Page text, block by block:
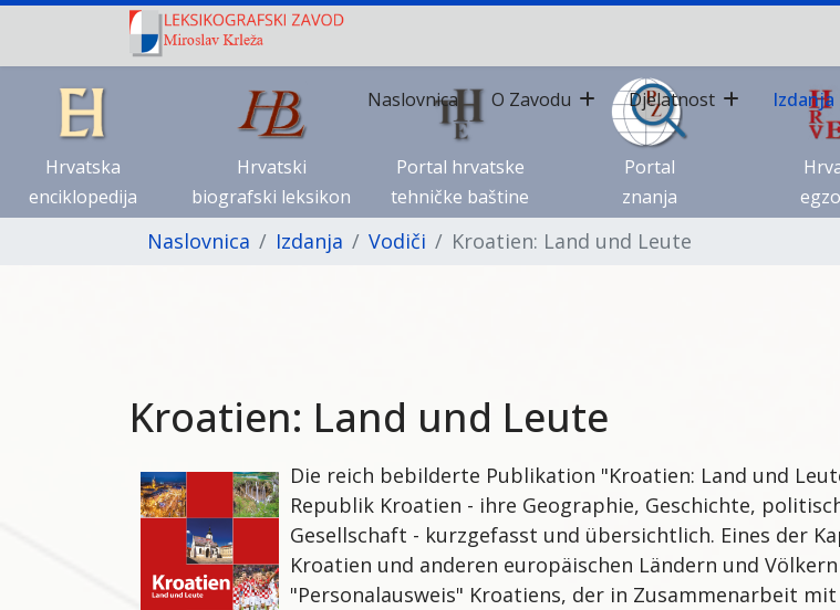
Naslovnica O Zavodu Djelatnost Izdanja
Hrvatska
enciklopedija
Hrvatski
biografski leksikon
Portal hrvatske
tehničke baštine
Portal
znanja
Naslovnica Izdanja Vodiči Kroatien: Land und Leute
Kroatien: Land und Leute
Die reich bebilderte Publikation "Kroatien: Land und
Republik Kroatien - ihre Geographie, Geschichte,
Gesellschaft - kurzgefasst und übersichtlich. Eines der
Kroatien und anderen europäischen Ländern und
"Personalausweis" Kroatiens, der in Zusammenarbeit